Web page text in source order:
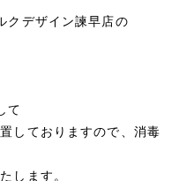
デザイン諫早店の
て
しておりますので、消毒
します。